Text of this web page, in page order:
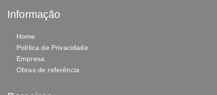
Informação
Home
Política de Privacidade
Empresa
Obras de referência